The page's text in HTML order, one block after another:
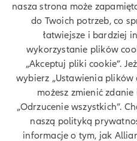
nasza strona może
do Twoich potrzeb, co
łatwiejsze i bardziej
wykorzystanie plików
„Akceptuj pliki cookie”.
wybierz „Ustawienia plików
możesz zmienić
„Odrzucenie wszystkich”.
naszą polityką
informacje o tym, jak